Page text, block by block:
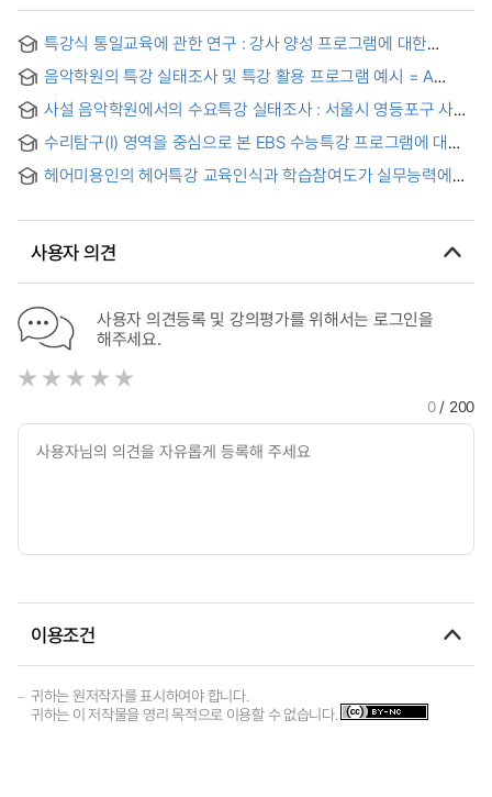
특강식 통일교육에 관한 연구 : 강사 양성 프로그램에 대한
비판적 접근
음악학원의 특강 실태조사 및 특강 활용 프로그램 예시 = A
Survey on Special Lectures in Music Academy and
Examples of Program for Special Lectures
사설 음악학원에서의 수요특강 실태조사 : 서울시 영등포구 사설
음악학원을 중심으로 = Study on 'Wednesday Special
Lecture' in Private Music Institute : Focusing on Private
Music institute located in Yeongdeungpo-Gu, Seoul
수리탐구(I) 영역을 중심으로 본 EBS 수능특강 프로그램에 대한
조사 연구 = Research on EBS high school mathmatical area
program
헤어미용인의 헤어특강 교육인식과 학습참여도가 실무능력에
Awareness and Participation in Learning on Hair Practice
사용자 의견
사용자 의견등록 및 강의평가를 위해서는 로그인을
해주세요.
0/ 200
이용조건
귀하는 원저작자를 표시하여야 합니다.
귀하는 이 저작물을 영리 목적으로 이용할 수 없습니다.